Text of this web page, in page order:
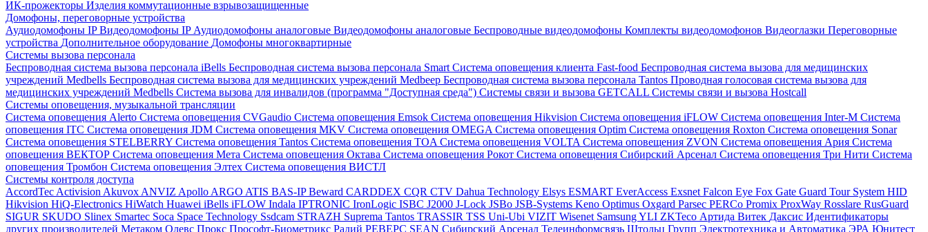
ИК-прожекторы Изделия коммутационные взрывозащищенные
Домофоны, переговорные устройства
Аудиодомофоны IPВидеодомофоны IP Аудиодомофоны аналоговые Видеодомофоны аналоговые Беспроводные видеодомофоны Комплекты видеодомофонов Видеоглазки Переговорные
устройства Дополнительное оборудование Домофоны многоквартирные
Системы вызова персонала
Беспроводная система вызова персонала iBells Беспроводная система вызова персонала Smart Система оповещения клиента Fast-food Беспроводная система вызова для медицинских
учреждений Medbells Беспроводная система вызова для медицинских учреждений Medbeep Беспроводная система вызова персонала Tantos Проводная голосовая система вызова для
медицинских учреждений Medbells Система вызова для инвалидов (программа "Доступная среда") Системы связи и вызова GETCALL Системы связи и вызова Hostcall
Системы оповещения, музыкальной трансляции
Система оповещения Alerto Система оповещения CVGaudio Система оповещения Emsok Система оповещения Hikvision Система оповещения iFLOW Система оповещения Inter-M Система
оповещения ITC Система оповещения JDM Система оповещения MKV Система оповещения OMEGA Система оповещения Optim Система оповещения Roxton Система оповещения Sonar
Система оповещения STELBERRY Система оповещения Tantos Система оповещения TOA Система оповещения VOLTA Система оповещения ZVON Система оповещения Ария Система
оповещения ВЕКТОР Система оповещения Мета Система оповещения Октава Система оповещения Рокот Система оповещения Сибирский Арсенал Система оповещения Три Нити Система
оповещения Тромбон Система оповещения Элтех Система оповещения ВИСТЛ
Системы контроля доступа
AccordTec Activision Akuvox ANVIZ Apollo ARGO ATIS BAS-IPBeward CARDDEX CQR CTV Dahua Technology Elsys ESMART EverAccess Exsnet Falcon Eye Fox Gate Guard Tour System HID
Hikvision HiQ-Electronics HiWatch Huawei iBells iFLOW Indala IPTRONIC IronLogic ISBC J2000 J-Lock JSBo JSB-Systems Keno Optimus Oxgard Parsec PERCo Promix ProxWay Rosslare RusGuard
SIGUR SKUDO Slinex Smartec Soca Space Technology Ssdcam STRAZH Suprema Tantos TRASSIR TSS Uni-Ubi VIZIT Wisenet SamsungYLI ZKTeco Артида Витек Даксис Идентификаторы
других производителей Метаком Олевс Прокс Прософт-Биометрикс Радий РЕВЕРС SEAN Сибирский Арсенал Телеинформсвязь Штольц Групп Электротехника и Автоматика ЭРА Юнитест